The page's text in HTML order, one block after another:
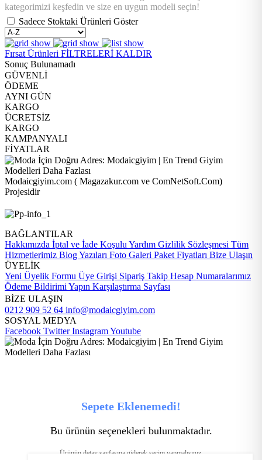
kategorimizi keşfedin ve size en uygun modeli seçin!
Sadece Stoktaki Ürünleri Göster
Fırsat Ürünleri FİLTRELERİ KALDIR
Sonuç Bulunamadı
GÜVENLİ
ÖDEME
AYNI GÜN
KARGO
ÜCRETSİZ
KARGO
KAMPANYALI
FİYATLAR
Modaicgiyim.com ( Magazakur.com ve ComNetSoft.Com)
Projesidir
BAĞLANTILAR
Hakkımızda İptal ve İade Koşulu Yardım Gizlilik Sözleşmesi Tüm
Hizmetlerimiz Blog Yazıları Foto Galeri Paket Fiyatları Bize Ulaşın
ÜYELİK
Yeni Üyelik Formu Üye Girişi Sipariş Takip Hesap Numaralarımız
Ödeme Bildirimi Yapın Karşılaştırma Sayfası
BİZE ULAŞIN
0212 909 52 64 info@modaicgiyim.com
SOSYAL MEDYA
Facebook TwitterInstagramYoutube
Sepete Eklenemedi!
Bu ürünün seçenekleri bulunmaktadır.
Ürünün detay sayfasına giderek seçim yapmalısınız.